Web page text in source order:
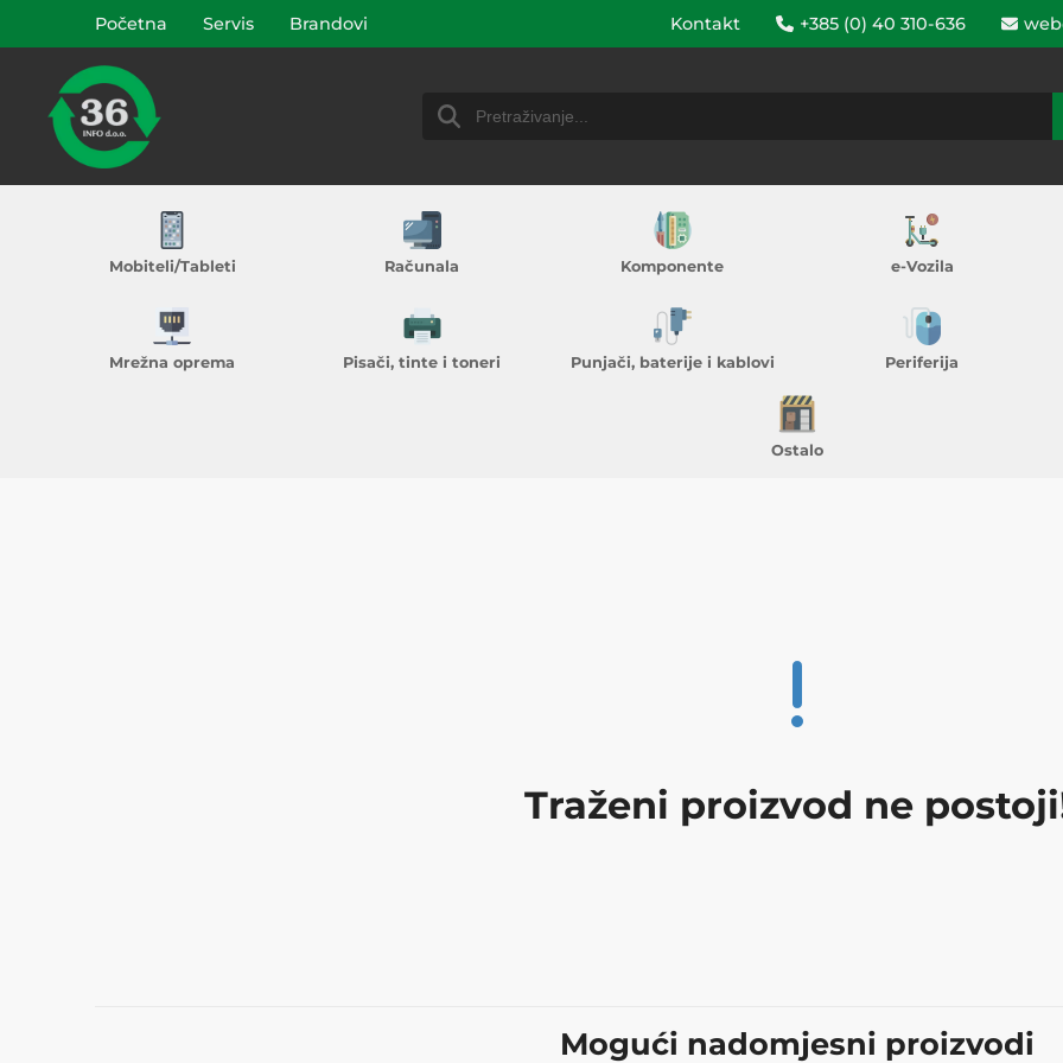
Početna Servis Brandovi Kontakt +385 (0) 40 310-636
Mobiteli/Tableti Računala Komponente e-Vozila
Mrežna oprema Pisači, tinte i toneri Punjači, baterije i kablovi Periferija
Ostalo
Traženi proizvod ne
Mogući nadomjesni proizvodi